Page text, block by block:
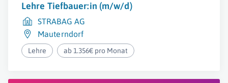
Lehre Tiefbauer:in (m/w/d)
STRABAG AG
Mauterndorf
Lehre ab 1.356€ pro Monat